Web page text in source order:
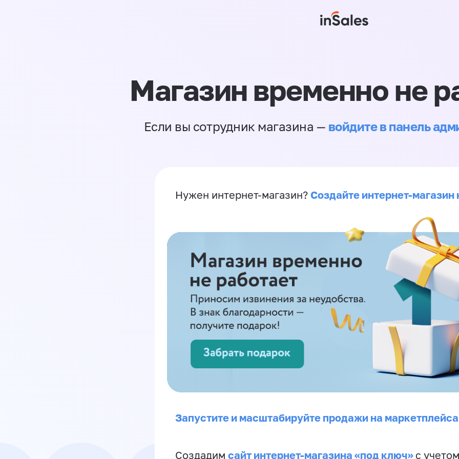
Магазин временно не
Если вы сотрудник магазина — войдите в панель
Нужен интернет-магазин? Создайте интернет-магазин
Запустите и масштабируйте продажи на
Создадим сайт интернет-магазина «под ключ» с учетом